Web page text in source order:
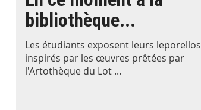
bibliothèque...
Les étudiants exposent leurs leporellos
inspirés par les œuvres prêtées par
l'Artothèque du Lot ...